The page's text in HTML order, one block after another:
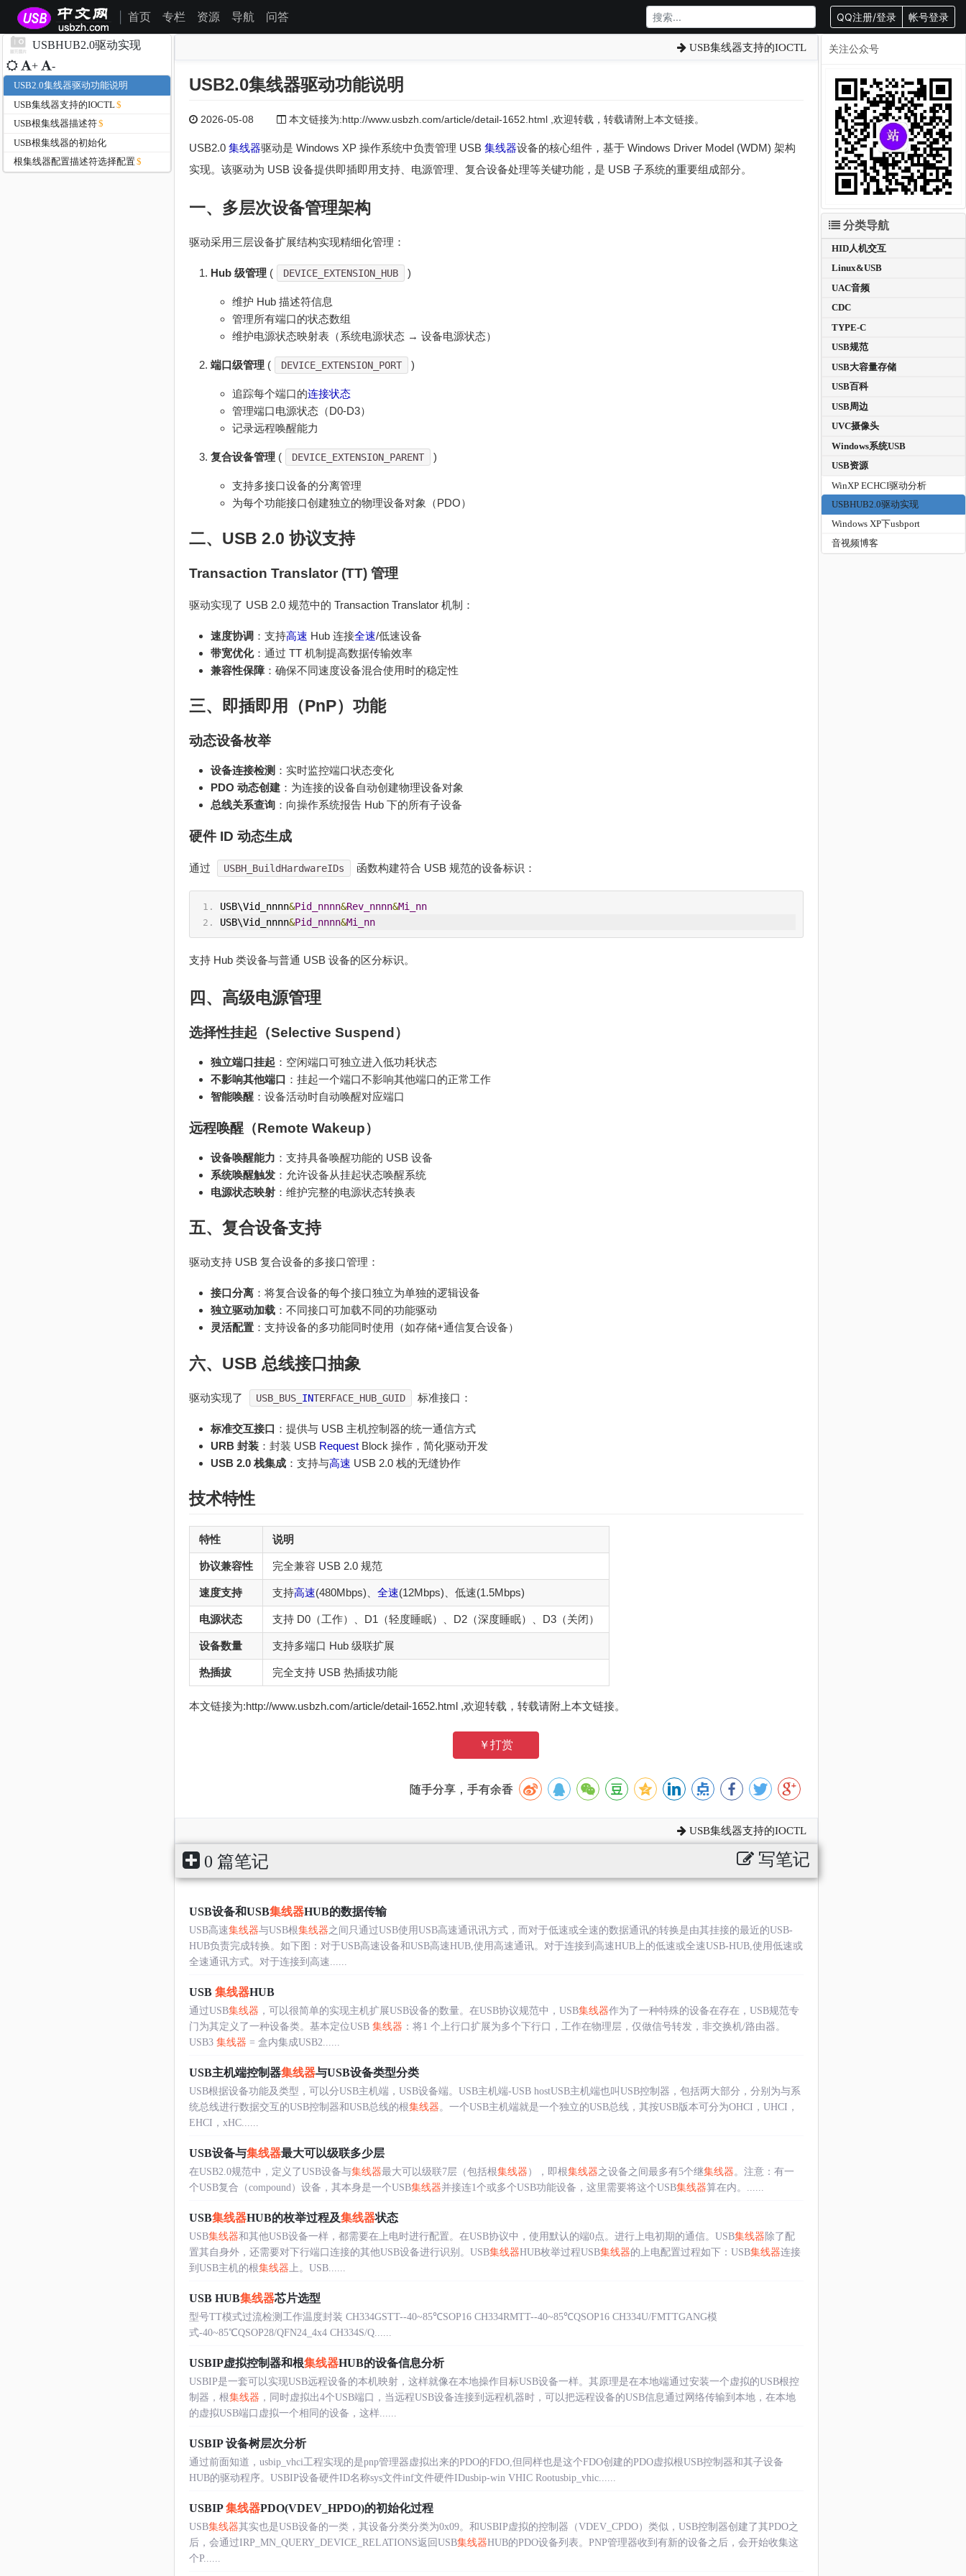
首页 专栏 资源 导航 问答 QQ注册/登录 帐号登录
USBHUB2.0驱动实现
+ -
USB2.0集线器驱动功能说明
USB集线器支持的IOCTL
USB根集线器描述符
USB根集线器的初始化
根集线器配置描述符选择配置
USB集线器支持的IOCTL
USB2.0集线器驱动功能说明
2026-05-08 本文链接为:http://www.usbzh.com/article/detail-1652.html ,欢迎转载，转载请附上本文链接。
USB2.0 集线器驱动是 Windows XP 操作系统中负责管理 USB 集线器设备的核心组件，基于 Windows Driver Model (WDM) 架构
实现。该驱动为 USB 设备提供即插即用支持、电源管理、复合设备处理等关键功能，是 USB 子系统的重要组成部分。
一、多层次设备管理架构
驱动采用三层设备扩展结构实现精细化管理：
Hub 级管理( DEVICE_EXTENSION_HUB )
维护 Hub 描述符信息
管理所有端口的状态数组
维护电源状态映射表（系统电源状态 → 设备电源状态）
端口级管理( DEVICE_EXTENSION_PORT )
追踪每个端口的连接状态
管理端口电源状态（D0-D3）
记录远程唤醒能力
复合设备管理( DEVICE_EXTENSION_PARENT )
支持多接口设备的分离管理
为每个功能接口创建独立的物理设备对象（PDO）
二、USB 2.0 协议支持
Transaction Translator (TT) 管理
驱动实现了 USB 2.0 规范中的 Transaction Translator 机制：
速度协调 ：支持高速 Hub 连接全速/低速设备
带宽优化：通过 TT 机制提高数据传输效率
兼容性保障：确保不同速度设备混合使用时的稳定性
三、即插即用（PnP）功能
动态设备枚举
设备连接检测 ：实时监控端口状态变化
PDO 动态创建：为连接的设备自动创建物理设备对象
总线关系查询：向操作系统报告 Hub 下的所有子设备
硬件 ID 动态生成
通过 USBH_BuildHardwareIDs 函数构建符合 USB 规范的设备标识：
USB\Vid_nnnn&Pid_nnnn&Rev_nnnn&Mi_nn
USB\Vid_nnnn&Pid_nnnn&Mi_nn
支持 Hub 类设备与普通 USB 设备的区分标识。
四、高级电源管理
选择性挂起（Selective Suspend）
独立端口挂起 ：空闲端口可独立进入低功耗状态
不影响其他端口 ：挂起一个端口不影响其他端口的正常工作
智能唤醒：设备活动时自动唤醒对应端口
远程唤醒（Remote Wakeup）
设备唤醒能力 ：支持具备唤醒功能的 USB 设备
系统唤醒触发：允许设备从挂起状态唤醒系统
电源状态映射：维护完整的电源状态转换表
五、复合设备支持
驱动支持 USB 复合设备的多接口管理：
接口分离：将复合设备的每个接口独立为单独的逻辑设备
独立驱动加载：不同接口可加载不同的功能驱动
灵活配置：支持设备的多功能同时使用（如存储+通信复合设备）
六、USB 总线接口抽象
驱动实现了 USB_BUS_ INTERFACE_HUB_GUID 标准接口：
标准交互接口 ：提供与 USB 主机控制器的统一通信方式
URB 封装：封装 USB RequestBlock 操作，简化驱动开发
USB 2.0 栈集成：支持与高速 USB 2.0 栈的无缝协作
技术特性
特性 说明
协议兼容性 完全兼容 USB 2.0 规范
速度支持 支持高速(480Mbps)、 全速(12Mbps)、低速(1.5Mbps)
电源状态 支持 D0（工作）、D1（轻度睡眠）、D2（深度睡眠）、D3（关闭）
设备数量 支持多端口 Hub 级联扩展
热插拔 完全支持 USB 热插拔功能
本文链接为:http://www.usbzh.com/article/detail-1652.html ,欢迎转载，转载请附上本文链接。
￥打赏
随手分享，手有余香
USB集线器支持的IOCTL
0 篇笔记 写笔记
USB设备和USB集线器HUB的数据传输
USB高速集线器与USB根集线器之间只通过USB使用USB高速通讯讯方式，而对于低速或全速的数据通讯的转换是由其挂接的最近的USB-
HUB负责完成转换。如下图：对于USB高速设备和USB高速HUB,使用高速通讯。对于连接到高速HUB上的低速或全速USB-HUB,使用低速或
全速通讯方式。对于连接到高速......
USB 集线器HUB
通过USB集线器 ，可以很简单的实现主机扩展USB设备的数量。在USB协议规范中，USB集线器作为了一种特殊的设备在存在，USB规范专
门为其定义了一种设备类。基本定位USB 集线器 ：将1 个上行口扩展为多个下行口，工作在物理层，仅做信号转发，非交换机/路由器。
USB3 集线器 = 盒内集成USB2......
USB主机端控制器集线器与USB设备类型分类
USB根据设备功能及类型，可以分USB主机端，USB设备端。USB主机端-USB hostUSB主机端也叫USB控制器，包括两大部分，分别为与系
统总线进行数据交互的USB控制器和USB总线的根集线器。一个USB主机端就是一个独立的USB总线，其按USB版本可分为OHCI，UHCI，
EHCI，xHC......
USB设备与集线器最大可以级联多少层
在USB2.0规范中，定义了USB设备与集线器最大可以级联7层（包括根集线器 ），即根集线器之设备之间最多有5个继集线器。注意：有一
个USB复合（compound）设备，其本身是一个USB集线器并接连1个或多个USB功能设备，这里需要将这个USB集线器算在内。......
USB集线器HUB的枚举过程及集线器状态
USB集线器和其他USB设备一样，都需要在上电时进行配置。在USB协议中，使用默认的端0点。进行上电初期的通信。USB集线器 除了配
置其自身外，还需要对下行端口连接的其他USB设备进行识别。USB集线器HUB枚举过程USB集线器的上电配置过程如下：USB集线器连接
到USB主机的根集线器上。USB......
USB HUB集线器芯片选型
型号TT模式过流检测工作温度封装 CH334GSTT--40~85℃SOP16 CH334RMTT--40~85℃QSOP16 CH334U/FMTTGANG模
式-40~85℃QSOP28/QFN24_4x4 CH334S/Q......
USBIP虚拟控制器和根集线器HUB的设备信息分析
USBIP是一套可以实现USB远程设备的本机映射，这样就像在本地操作目标USB设备一样。其原理是在本地端通过安装一个虚拟的USB根控
制器，根集线器 ，同时虚拟出4个USB端口，当远程USB设备连接到远程机器时，可以把远程设备的USB信息通过网络传输到本地，在本地
的虚拟USB端口虚拟一个相同的设备，这样......
USBIP 设备树层次分析
通过前面知道，usbip_vhci工程实现的是pnp管理器虚拟出来的PDO的FDO,但同样也是这个FDO创建的PDO虚拟根USB控制器和其子设备
HUB的驱动程序。USBIP设备硬件ID名称sys文件inf文件硬件IDusbip-win VHIC Rootusbip_vhic......
USBIP集线器PDO(VDEV_HPDO)的初始化过程
USB集线器其实也是USB设备的一类，其设备分类分类为0x09。和USBIP虚拟的控制器（VDEV_CPDO）类似，USB控制器创建了其PDO之
后，会通过IRP_MN_QUERY_DEVICE_RELATIONS返回USB集线器HUB的PDO设备列表。PNP管理器收到有新的设备之后，会开始收集这
个P......
关注公众号
分类导航
HID人机交互
Linux&USB
UAC音频
CDC
TYPE-C
USB规范
USB大容量存储
USB百科
USB周边
UVC摄像头
Windows系统USB
USB资源
WinXP ECHCI驱动分析
USBHUB2.0驱动实现
Windows XP下usbport
音视频博客